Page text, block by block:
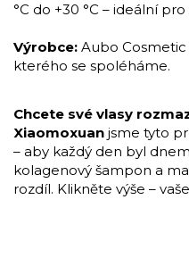
°C do +30 °C – ideální
Výrobce: Aubo
kterého se spoléháme.
Chcete své vlasy
Xiaomoxuan jsme tyto
– aby každý den byl
kolagenový šampon a
rozdíl. Klikněte výše –